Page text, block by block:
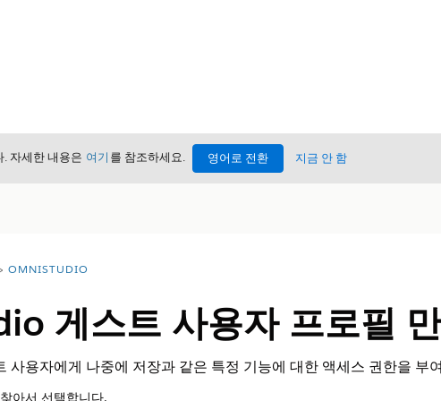
자세한 내용은 여기 를 참조하세요. 영어로 전환 지금 안 함
OMNISTUDIO
게스트 사용자 프로필
사용자에게 나중에 저장과 같은 특정 기능에 대한 액세스 권한을 부
아서 선택합니다.